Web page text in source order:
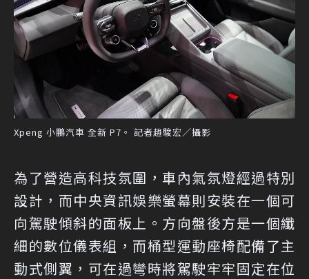
Xpeng 小鵬汽車 全新 P7。 記者趙駿宏／攝影
為了營造高科技氛圍，車內氣氛燈經過特別
設計，而中央資訊娛樂螢幕則安裝在一個可
向駕駛傾斜的面板上。方向盤後方是一個纖
細的數位儀表組，而桶型運動座椅配備了主
動式側翼，可在過彎時將駕駛牢牢固定在位